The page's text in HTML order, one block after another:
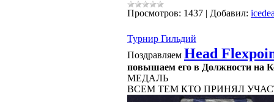
Просмотров: 1437 | Добавил:
Турнир Гильдий
Поздравляем Head
повышаем его в Должности на
МЕДАЛЬ
ВСЕМ ТЕМ КТО ПРИНЯЛ